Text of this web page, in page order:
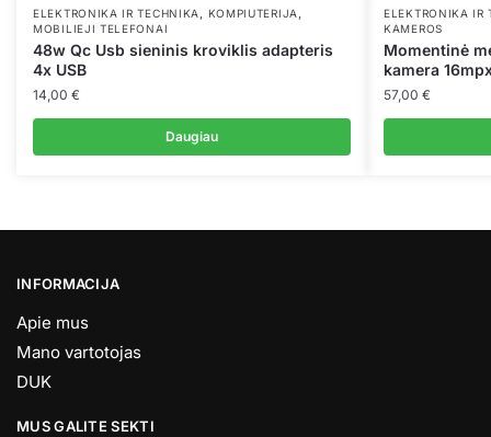
ELEKTRONIKA IR TECHNIKA, KOMPIUTERIJA,
MOBILIEJI TELEFONAI
48w Qc Usb sieninis kroviklis adapteris
4x USB
14,00 €
Daugiau
ELEKTRONIKA IR
KAMEROS
Momentinė
kamera
57,00 €
INFORMACIJA
Apie mus
Mano vartotojas
DUK
MUS GALITE SEKTI